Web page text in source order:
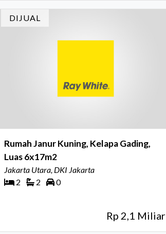
DIJUAL
Rumah Janur Kuning, Kelapa Gading,
Luas 6x17m2
Jakarta Utara, DKI Jakarta
2
2 0
Rp 2,1 Miliar